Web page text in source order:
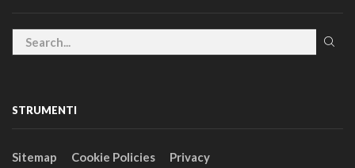
STRUMENTI
Sitemap Cookie Policies Privacy